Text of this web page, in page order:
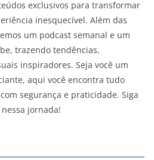
exclusivos para transformar
inesquecível. Além das
um podcast semanal e um
trazendo tendências,
inspiradores. Seja você um
aqui você encontra tudo
segurança e praticidade. Siga
jornada!